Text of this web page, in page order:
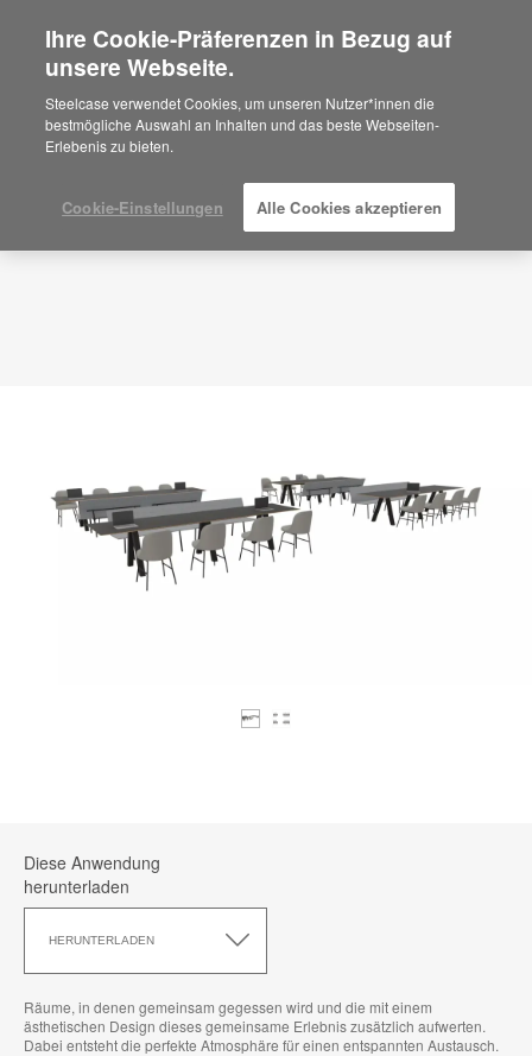
Are you in United States?
Would you like to see Products we sell in
your region?
Americas
Español
Planungsidee
ID: AX4NU7TE
Diese Anwendung
herunterladen
HERUNTERLADEN
Anwendung
Räume, in denen gemeinsam gegessen wird und die mit einem
ästhetischen Design dieses gemeinsame Erlebnis zusätzlich aufwerten.
Dabei entsteht die perfekte Atmosphäre für einen entspannten Austausch.
Ihre Cookie-Präferenzen in Bezug auf
unsere Webseite.
Steelcase verwendet Cookies, um unseren Nutzer*innen die
bestmögliche Auswahl an Inhalten und das beste Webseiten-
Erlebenis zu bieten.
Cookie-Einstellungen Alle Cookies akzeptieren